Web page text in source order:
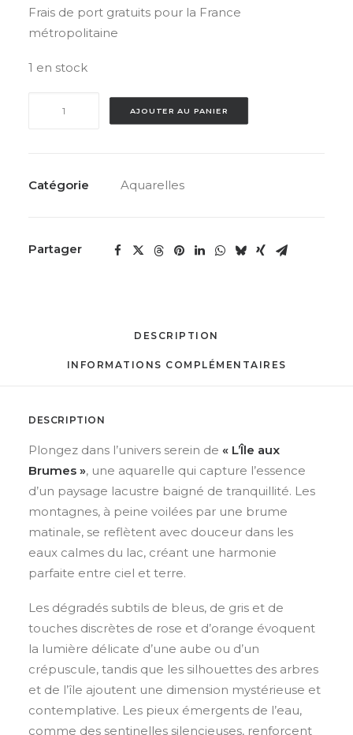
Frais de port gratuits pour la France
métropolitaine
1 en stock
Brumes
AJOUTER AU PANIER
Catégorie Aquarelles
Partager
DESCRIPTION
INFORMATIONS COMPLÉMENTAIRES
DESCRIPTION
Plongez dans l’univers serein de « L’Île aux
Brumes », une aquarelle qui capture l’essence
d’un paysage lacustre baigné de tranquillité. Les
montagnes, à peine voilées par une brume
matinale, se reflètent avec douceur dans les
eaux calmes du lac, créant une harmonie
parfaite entre ciel et terre.
Les dégradés subtils de bleus, de gris et de
touches discrètes de rose et d’orange évoquent
la lumière délicate d’une aube ou d’un
crépuscule, tandis que les silhouettes des arbres
et de l’île ajoutent une dimension mystérieuse et
contemplative. Les pieux émergents de l’eau,
comme des sentinelles silencieuses, renforcent